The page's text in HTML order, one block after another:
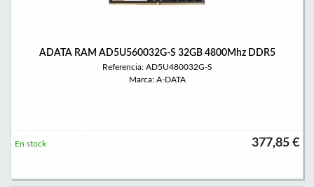
ADATA RAM AD5U560032G-S 32GB 4800Mhz DDR5
Referencia: AD5U480032G-S
Marca: A-DATA
377,85 €
En stock